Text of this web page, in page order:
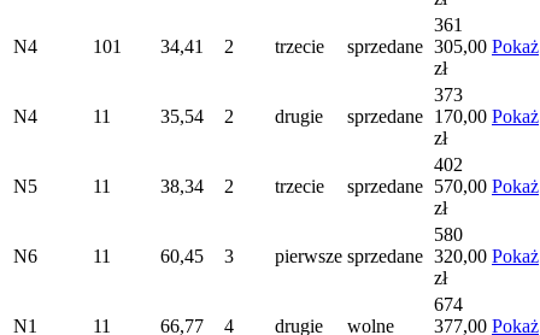
N4 101 34,41 2 trzecie sprzedane
361
305,00
zł
Pokaż
N4 11 35,54 2 drugie sprzedane
373
170,00
zł
Pokaż
N5 11 38,34 2 trzecie sprzedane
402
570,00
zł
Pokaż
N6 11 60,45 3 pierwsze sprzedane
580
320,00
zł
Pokaż
N1 11 66,77 4 drugie wolne
674
377,00 Pokaż